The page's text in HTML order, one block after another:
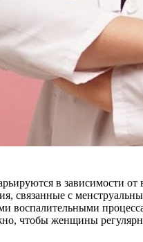
в зависимости
связанные с
воспалительными
чтобы женщины